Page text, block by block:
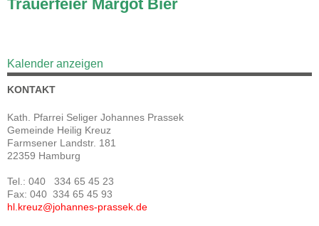
Trauerfeier Margot Bier
Kalender anzeigen
KONTAKT
Kath. Pfarrei Seliger Johannes Prassek
Gemeinde Heilig Kreuz
Farmsener Landstr. 181
22359 Hamburg
Tel.: 040 334 65 45 23
Fax: 040 334 65 45 93
hl.kreuz@johannes-prassek.de